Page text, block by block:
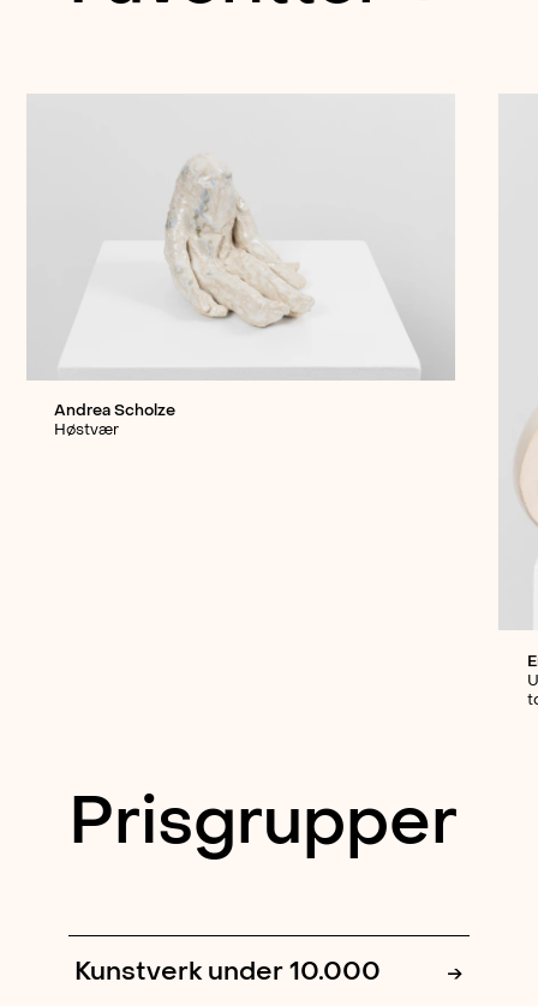
Andrea Scholze
Høstvær
Prisgrupper
Kunstverk under 10.000 →